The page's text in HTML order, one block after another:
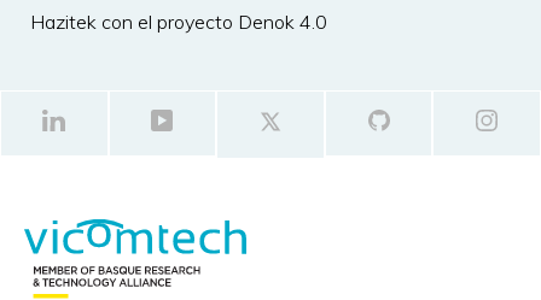
Hazitek con el proyecto Denok 4.0